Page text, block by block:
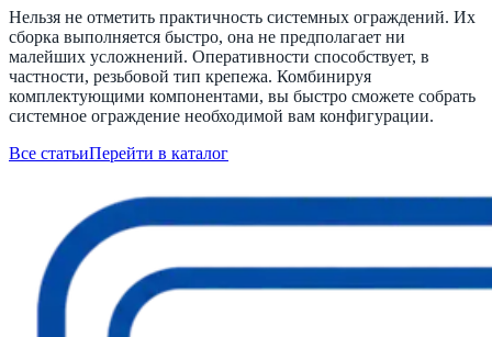
Нельзя не отметить практичность системных ограждений. Их
сборка выполняется быстро, она не предполагает ни
малейших усложнений. Оперативности способствует, в
частности, резьбовой тип крепежа. Комбинируя
комплектующими компонентами, вы быстро сможете собрать
системное ограждение необходимой вам конфигурации.
Все статьиПерейти в каталог